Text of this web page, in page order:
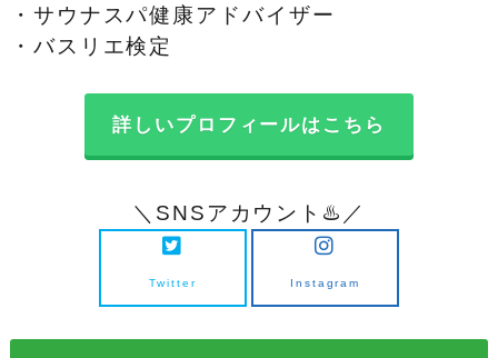
・サウナスパ健康アドバイザー
・バスリエ検定
詳しいプロフィールはこちら
＼SNSアカウント♨️／
Twitter Instagram